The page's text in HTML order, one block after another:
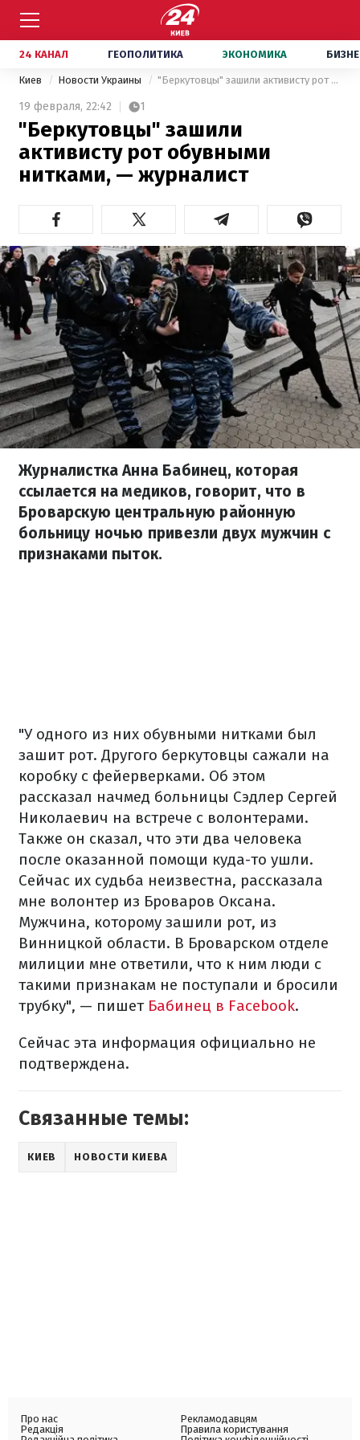
24 КАНАЛ ГЕОПОЛИТИКА ЭКОНОМИКА
Киев Новости Украины "Беркутовцы" зашили активисту рот обувными нитками, — журналист
19 февраля, 22:42 1
"Беркутовцы" зашили
активисту рот обувными
нитками, — журналист
Журналистка Анна Бабинец, которая
ссылается на медиков, говорит, что в
Броварскую центральную районную
больницу ночью привезли двух мужчин с
признаками пыток.
"У одного из них обувными нитками был
зашит рот. Другого беркутовцы сажали на
коробку с фейерверками. Об этом
рассказал начмед больницы Сэдлер Сергей
Николаевич на встрече с волонтерами.
Также он сказал, что эти два человека
после оказанной помощи куда-то ушли.
Сейчас их судьба неизвестна, рассказала
мне волонтер из Броваров Оксана.
Мужчина, которому зашили рот, из
Винницкой области. В Броварском отделе
милиции мне ответили, что к ним люди с
такими признакам не поступали и бросили
трубку", — пишет Бабинец в Facebook.
Сейчас эта информация официально не
подтверждена.
Связанные темы:
КИЕВ НОВОСТИ КИЕВА
Про нас
Редакція
Рекламодавцям
Правила користування